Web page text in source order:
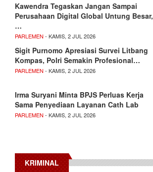
Kawendra Tegaskan Jangan Sampai
Perusahaan Digital Global Untung Besar,
…
PARLEMEN - KAMIS, 2 JUL 2026
Sigit Purnomo Apresiasi Survei Litbang
Kompas, Polri Semakin Profesional…
PARLEMEN - KAMIS, 2 JUL 2026
Irma Suryani Minta BPJS Perluas Kerja
Sama Penyediaan Layanan Cath Lab
PARLEMEN - KAMIS, 2 JUL 2026
KRIMINAL